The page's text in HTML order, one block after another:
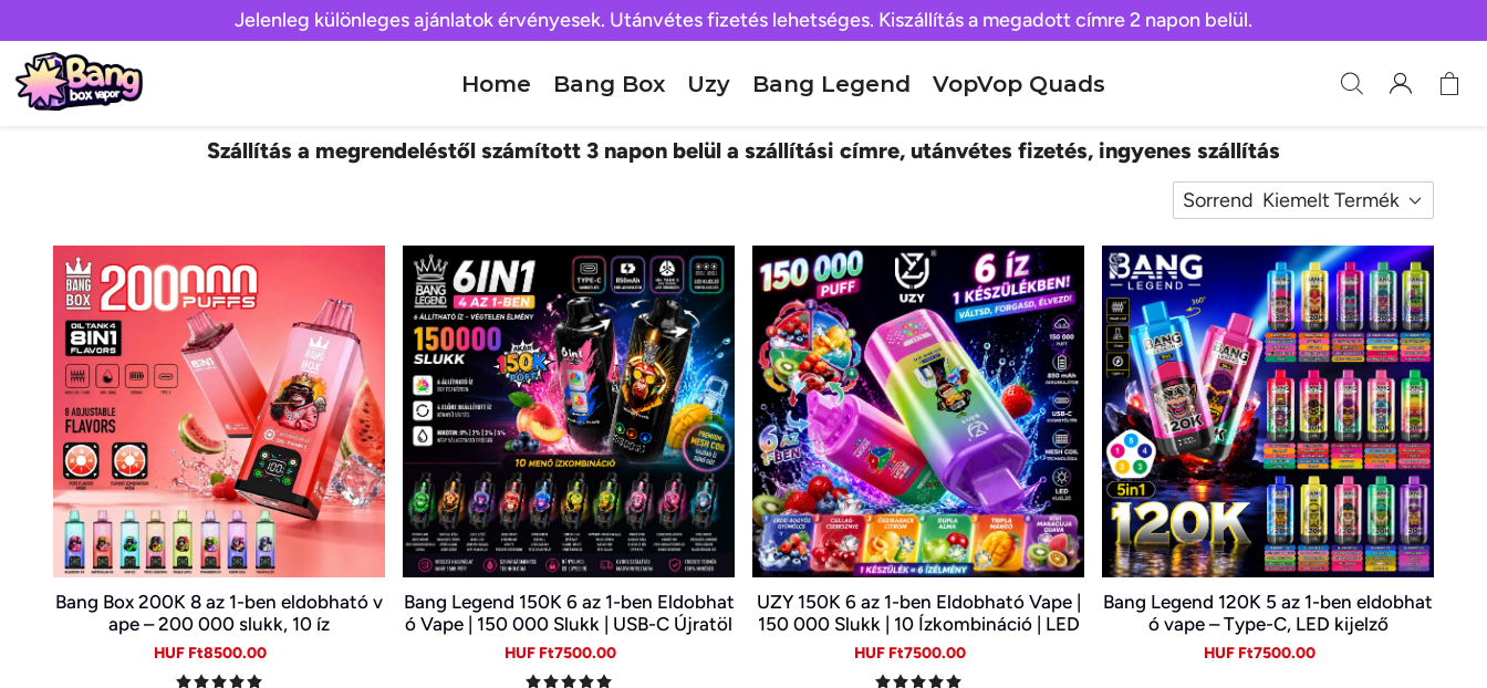
Jelenleg különleges ajánlatok érvényesek. Utánvétes fizetés lehetséges. Kiszállítás a megadott címre 2 napon belül.
Home Bang Box Uzy Bang Legend VopVop Quads
Szállítás a megrendeléstől számított 3 napon belül a szállítási címre, utánvétes fizetés, ingyenes szállítás
Sorrend Kiemelt Termék
Bang Box 200K 8 az 1-ben eldobható v
ape – 200 000 slukk, 10 íz
Sale
HUF Ft8500.00
Bang Legend 150K 6 az 1-ben Eldobhat
ó Vape | 150 000 Slukk | USB-C Újratöl
thető E-cigi | 6 Íz Egy Készülékben
Sale
HUF Ft7500.00
UZY 150K 6 az 1-ben Eldobható Vape |
150 000 Slukk | 10 Ízkombináció | LED
Kijelző | Type-C Újratölthető E-cigi
Sale
HUF Ft7500.00
Bang Legend 120K 5 az 1-ben eldobhat
ó vape – Type-C, LED kijelző
Sale
HUF Ft7500.00